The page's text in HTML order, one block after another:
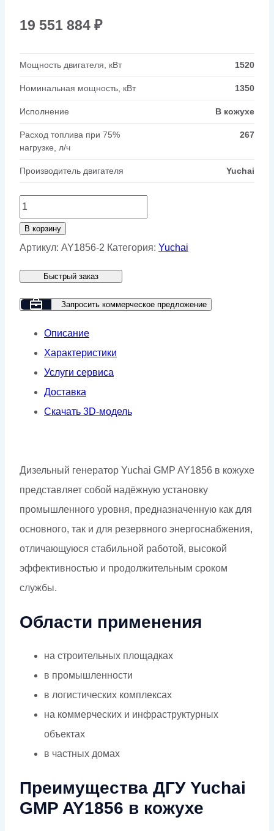
19 551 884 ₽
Мощность двигателя, кВт 1520
Номинальная мощность, кВт 1350
Исполнение В кожухе
Расход топлива при 75%
нагрузке, л/ч
267
Производитель двигателя Yuchai
Количество
товара
Дизельный
Yuchai
GMP
кожухе
В корзину
Артикул: AY1856-2 Категория: Yuchai
Быстрый заказ
Запросить коммерческое предложение
Описание
Характеристики
Услуги сервиса
Доставка
Скачать 3D-модель
Дизельный генератор Yuchai GMP AY1856 в кожухе
представляет собой надёжную установку
промышленного уровня, предназначенную как для
основного, так и для резервного энергоснабжения,
отличающуюся стабильной работой, высокой
эффективностью и продолжительным сроком
службы.
Области применения
на строительных площадках
в промышленности
в логистических комплексах
на коммерческих и инфраструктурных
объектах
в частных домах
Преимущества ДГУ Yuchai
GMP AY1856 в кожухе